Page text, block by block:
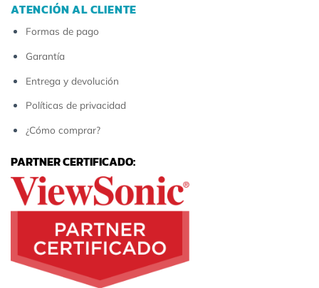
ATENCIÓN AL CLIENTE
Formas de pago
Garantía
Entrega y devolución
Políticas de privacidad
¿Cómo comprar?
PARTNER CERTIFICADO: